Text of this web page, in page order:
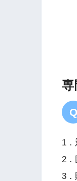
専
1．
2．
3．